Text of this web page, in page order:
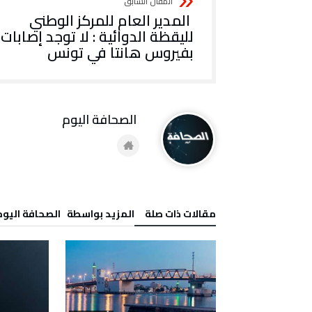
المدير العام للمركز الوطني
لليقظة الدوائية : لا توجد إصابات
بفيروس هانتا في تونس
‫مقالات ذات صلة‬ ‫‫المزيد بواسطة‬ ‬ ‭ ‬الصحافة‭ ‬اليوم